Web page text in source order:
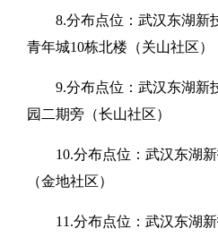
8.分布点位：武汉东湖新
青年城10栋北楼（关山社区）
9.分布点位：武汉东湖新
园二期旁（长山社区）
10.分布点位：武汉东湖新
（金地社区）
11.分布点位：武汉东湖